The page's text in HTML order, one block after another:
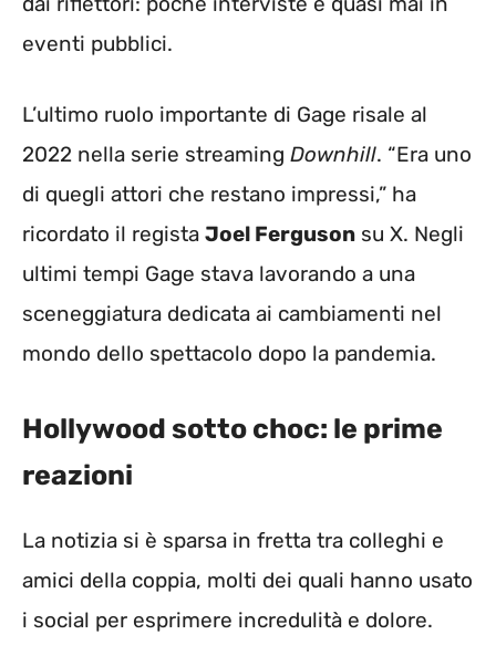
eventi pubblici.
L’ultimo ruolo importante di Gage risale al
2022 nella serie streaming Downhill. “Era uno
di quegli attori che restano impressi,” ha
ricordato il regista Joel Ferguson su X. Negli
ultimi tempi Gage stava lavorando a una
sceneggiatura dedicata ai cambiamenti nel
mondo dello spettacolo dopo la pandemia.
Hollywood sotto choc: le prime
reazioni
La notizia si è sparsa in fretta tra colleghi e
amici della coppia, molti dei quali hanno usato
i social per esprimere incredulità e dolore.